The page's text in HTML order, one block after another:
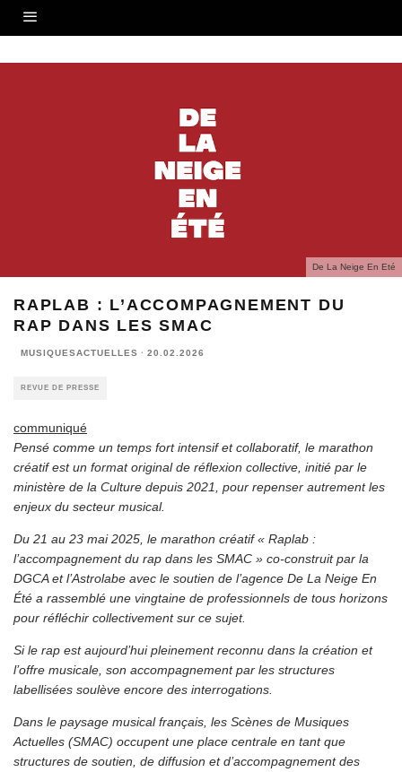
De La Neige En Eté
RAPLAB : L’ACCOMPAGNEMENT DU
RAP DANS LES SMAC
MUSIQUESACTUELLES · 20.02.2026
REVUE DE PRESSE
communiqué
Pensé comme un temps fort intensif et collaboratif, le marathon
créatif est un format original de réflexion collective, initié par le
ministère de la Culture depuis 2021, pour repenser autrement les
enjeux du secteur musical.
Du 21 au 23 mai 2025, le marathon créatif « Raplab :
l’accompagnement du rap dans les SMAC » co-construit par la
DGCA et l’Astrolabe avec le soutien de l’agence De La Neige En
Été a rassemblé une vingtaine de professionnels de tous horizons
pour réfléchir collectivement sur ce sujet.
Si le rap est aujourd’hui pleinement reconnu dans la création et
l’offre musicale, son accompagnement par les structures
labellisées soulève encore des interrogations.
Dans le paysage musical français, les Scènes de Musiques
Actuelles (SMAC) occupent une place centrale en tant que
structures de soutien, de diffusion et d’accompagnement des